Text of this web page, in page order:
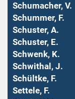
Schumacher, V.
Schummer, F.
Schuster, A.
Schuster, E.
Schwenk, K.
Schwithal, J.
Schültke, F.
Settele, F.